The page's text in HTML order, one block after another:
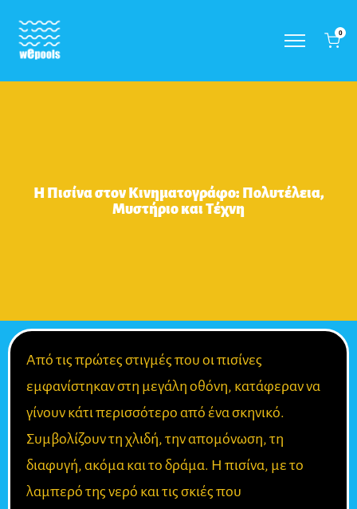
0
Η Πισίνα στον Κινηματογράφο: Πολυτέλεια,
Μυστήριο και Τέχνη
Από τις πρώτες στιγμές που οι πισίνες
εμφανίστηκαν στη μεγάλη οθόνη, κατάφεραν να
γίνουν κάτι περισσότερο από ένα σκηνικό.
Συμβολίζουν τη χλιδή, την απομόνωση, τη
διαφυγή, ακόμα και το δράμα. Η πισίνα, με το
λαμπερό της νερό και τις σκιές που